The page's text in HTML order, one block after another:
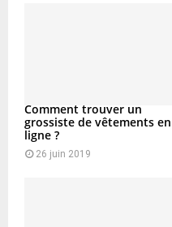
Comment trouver un
grossiste de vêtements en
ligne ?
26 juin 2019